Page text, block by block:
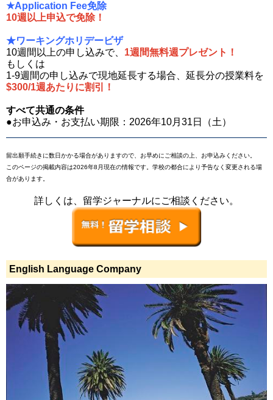
★Application Fee免除
10週以上申込で免除！
★ワーキングホリデービザ
10週間以上の申し込みで、 1週間無料週プレゼント！
もしくは
1-9週間の申し込みで現地延長する場合、延長分の授業料を
$300/1週あたりに割引！
すべて共通の条件
●お申込み・お支払い期限：2026年10月31日（土）
留出願手続きに数日かかる場合がありますので、お早めにご相談の上、お申込みください。
このページの掲載内容は2026年8月現在の情報です。学校の都合により予告なく変更される場
合があります。
詳しくは、留学ジャーナルにご相談ください。
English Language Company